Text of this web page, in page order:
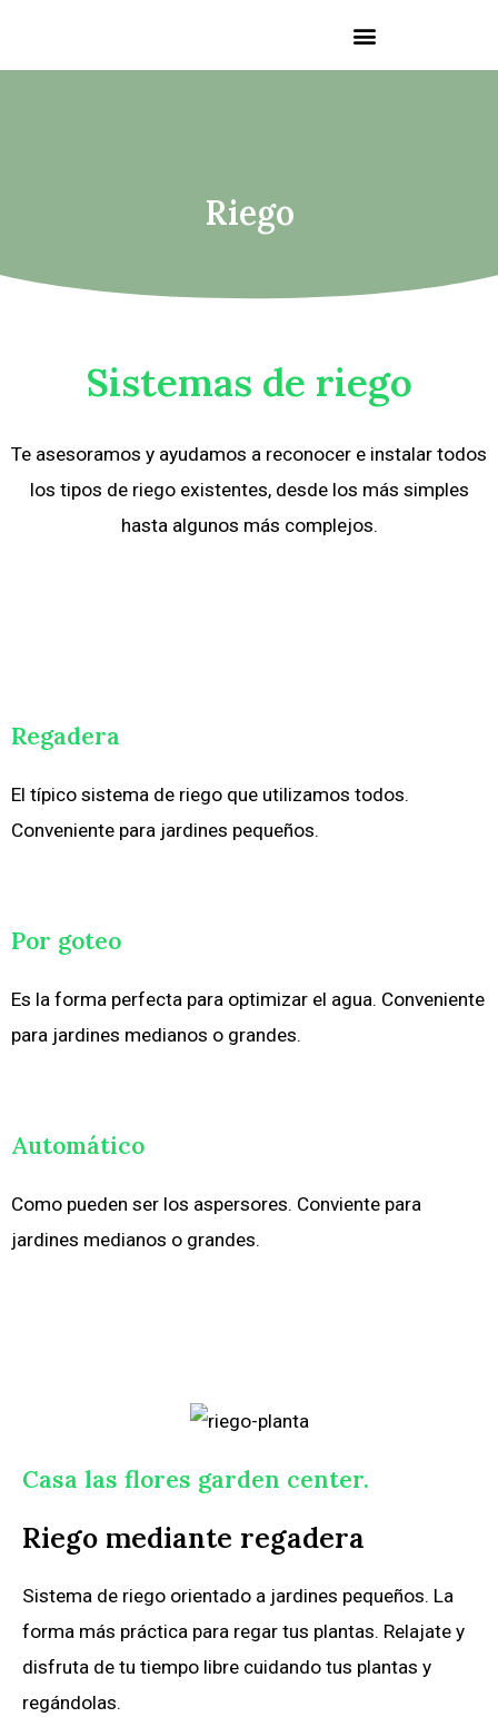
Riego
Sistemas de riego
Te asesoramos y ayudamos a reconocer e instalar todos
los tipos de riego existentes, desde los más simples
hasta algunos más complejos.
Regadera
El típico sistema de riego que utilizamos todos.
Conveniente para jardines pequeños.
Por goteo
Es la forma perfecta para optimizar el agua. Conveniente
para jardines medianos o grandes.
Automático
Como pueden ser los aspersores. Conviente para
jardines medianos o grandes.
Casa las flores garden center.
Riego mediante regadera
Sistema de riego orientado a jardines pequeños. La
forma más práctica para regar tus plantas. Relajate y
disfruta de tu tiempo libre cuidando tus plantas y
regándolas.